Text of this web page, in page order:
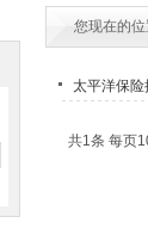
您现在的位
太平洋保
共1条 每页